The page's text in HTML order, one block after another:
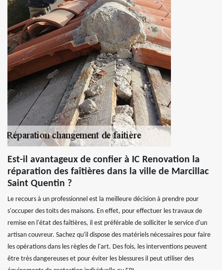
Est-il avantageux de confier à IC Renovation la
réparation des faîtières dans la ville de Marcillac
Saint Quentin ?
Le recours à un professionnel est la meilleure décision à prendre pour
s'occuper des toits des maisons. En effet, pour effectuer les travaux de
remise en l'état des faîtières, il est préférable de solliciter le service d'un
artisan couvreur. Sachez qu'il dispose des matériels nécessaires pour faire
les opérations dans les règles de l'art. Des fois, les interventions peuvent
être très dangereuses et pour éviter les blessures il peut utiliser des